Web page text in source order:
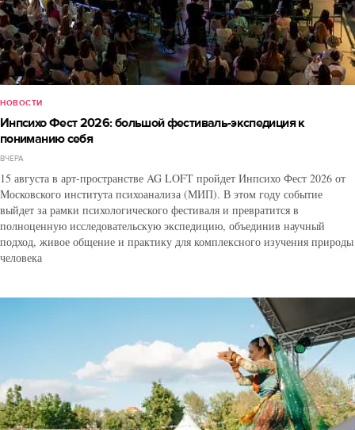
НОВОСТИ
Инпсихо Фест 2026: большой фестиваль-экспедиция к
пониманию себя
ВЧЕРА
15 августа в арт-пространстве AG LOFT пройдет Инпсихо Фест 2026 от
Московского института психоанализа (МИП). В этом году событие
выйдет за рамки психологического фестиваля и превратится в
полноценную исследовательскую экспедицию, объединив научный
подход, живое общение и практику для комплексного изучения природы
человека